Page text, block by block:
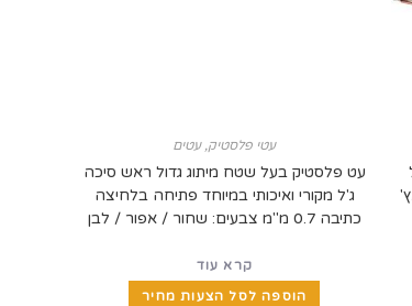
עטי פלסטיק,עטים
עט פלסטיק בעל שטח מיתוג גדול ראש סיכה
ג'ל מקורי ואיכותי במיוחד פתיחה בלחיצה
כתיבה 0.7 מ"מ צבעים: שחור / אפור / לבן
קרא עוד
הוספה לסל הצעות מחיר